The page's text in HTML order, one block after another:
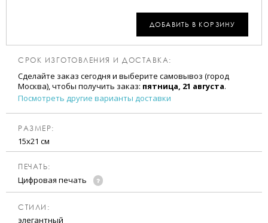
ДОБАВИТЬ В КОРЗИНУ
СРОК ИЗГОТОВЛЕНИЯ И ДОСТАВКА:
Сделайте заказ сегодня и выберите самовывоз (город
Москва), чтобы получить заказ: пятница, 21 августа.
Посмотреть другие варианты доставки
РАЗМЕР:
15х21 см
ПЕЧАТЬ:
Цифровая печать
CТИЛИ:
элегантный